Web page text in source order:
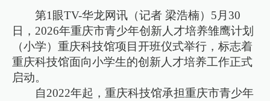
第1眼TV-华龙网讯（记者 梁浩楠）5月30
日，2026年重庆市青少年创新人才培养雏鹰计划
（小学）重庆科技馆项目开班仪式举行，标志着
重庆科技馆面向小学生的创新人才培养工作正式
启动。
自2022年起，重庆科技馆承担重庆市青少年